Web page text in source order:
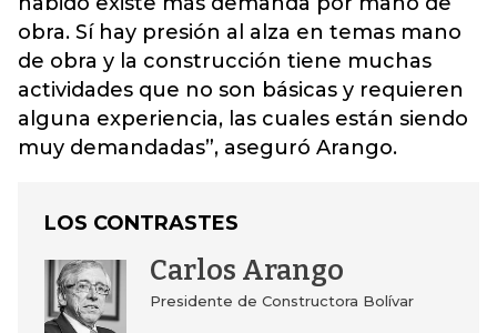
obra. Sí hay presión al alza en temas mano
de obra y la construcción tiene muchas
actividades que no son básicas y requieren
alguna experiencia, las cuales están siendo
muy demandadas”, aseguró Arango.
LOS CONTRASTES
Carlos Arango
Presidente de Constructora Bolívar